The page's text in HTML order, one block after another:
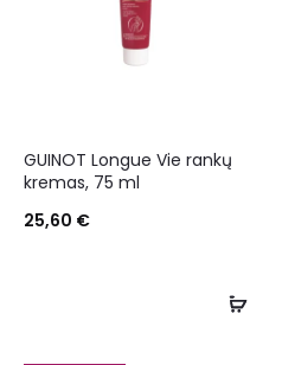
GUINOT Longue Vie rankų
kremas, 75 ml
25,60 €